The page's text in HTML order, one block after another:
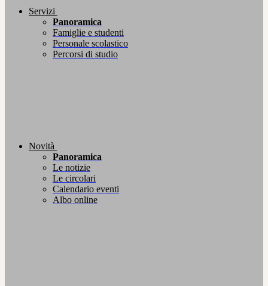
Servizi
Panoramica
Famiglie e studenti
Personale scolastico
Percorsi di studio
Novità
Panoramica
Le notizie
Le circolari
Calendario eventi
Albo online